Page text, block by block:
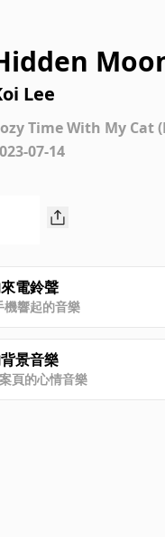
Lee
Time With My Cat
07-14
電鈴聲
機響起的音樂
景音樂
頁的心情音樂